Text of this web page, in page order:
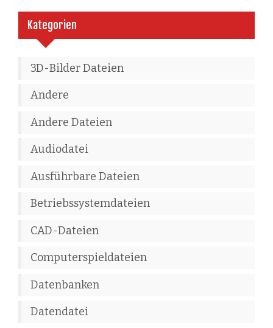
Kategorien
3D-Bilder Dateien
Andere
Andere Dateien
Audiodatei
Ausführbare Dateien
Betriebssystemdateien
CAD-Dateien
Computerspieldateien
Datenbanken
Datendatei